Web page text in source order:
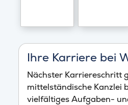
Ihre Karriere bei
Nächster Karriereschritt
mittelständische Kanzlei
vielfältiges Aufgaben-